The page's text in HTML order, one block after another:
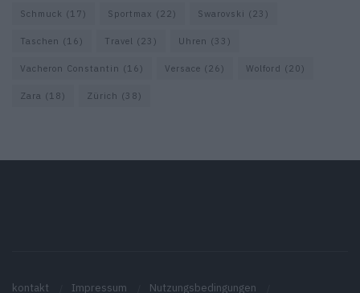
Schmuck (17) Sportmax (22) Swarovski (23)
Taschen (16) Travel (23) Uhren (33)
Vacheron Constantin (16) Versace (26) Wolford (20)
Zara (18) Zürich (38)
kontakt Impressum Nutzungsbedingungen